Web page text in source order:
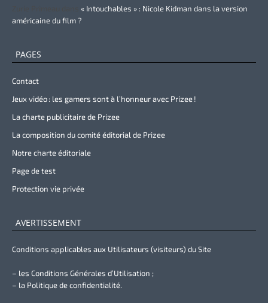
« Intouchables » : Nicole Kidman dans la version
américaine du film ?
PAGES
Contact
Jeux vidéo : les gamers sont à l’honneur avec Prizee !
La charte publicitaire de Prizee
La composition du comité éditorial de Prizee
Notre charte éditoriale
Page de test
Protection vie privée
AVERTISSEMENT
Conditions applicables aux Utilisateurs (visiteurs) du Site
– les Conditions Générales d’Utilisation ;
– la Politique de confidentialité.